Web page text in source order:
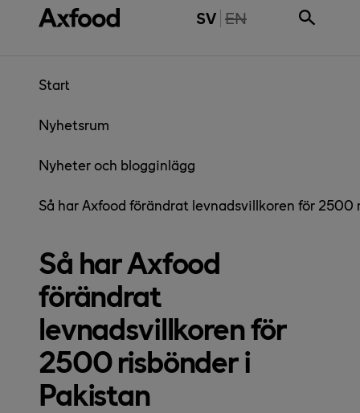
Gå direkt till innehåll SV THE PAGE IS NOT
EN
Start
Nyhetsrum
Nyheter och blogginlägg
Så har Axfood förändrat levnadsvillkoren för 2500
Så har Axfood
förändrat
levnadsvillkoren för
2500 risbönder i
Pakistan